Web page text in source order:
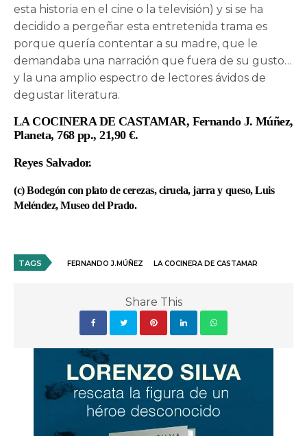
esta historia en el cine o la televisión) y si se ha
decidido a pergeñar esta entretenida trama es
porque quería contentar a su madre, que le
demandaba una narración que fuera de su gusto…
y la una amplio espectro de lectores ávidos de
degustar literatura.
LA COCINERA DE CASTAMAR, Fernando J. Múñez,
Planeta, 768 pp., 21,90 €.
Reyes Salvador.
(c) Bodegón con plato de cerezas, ciruela, jarra y queso, Luis
Meléndez, Museo del Prado.
TAGS FERNANDO J.MÚÑEZ LA COCINERA DE CASTAMAR
Share This